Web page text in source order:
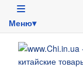
Меню▾